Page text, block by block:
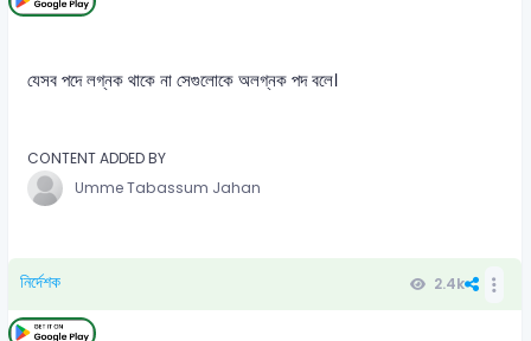
যেসব পদে লগ্নক থাকে না সেগুলোকে অলগ্নক পদ বলে।
CONTENT ADDED BY
Umme Tabassum Jahan
নির্দেশক 2.4k